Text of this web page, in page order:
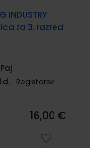
INDUSTRY
za 3. razred
Registarski
16,00 €